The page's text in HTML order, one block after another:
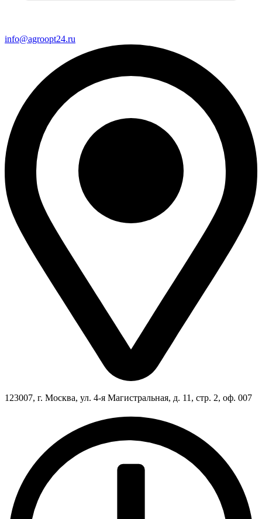
info@agroopt24.ru
123007, г. Москва, ул. 4-я Магистральная, д. 11, стр. 2, оф. 007